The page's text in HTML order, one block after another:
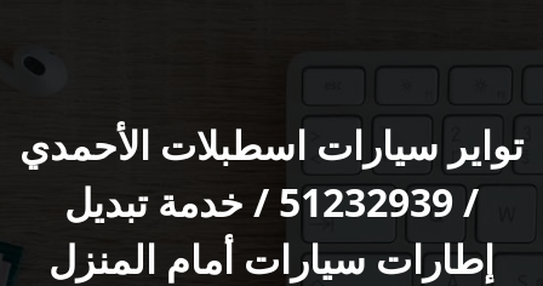
تواير سيارات اسطبلات الأحمدي
/ 51232939‬ / خدمة تبديل
إطارات سيارات أمام المنزل